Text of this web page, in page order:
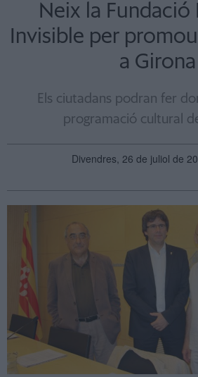
Neix la Fundació
Invisible per
a Girona
Els ciutadans podran fer
programació cultural
Divendres, 26 de juliol de